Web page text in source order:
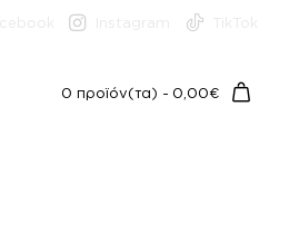
0 προϊόν(τα) - 0,00€